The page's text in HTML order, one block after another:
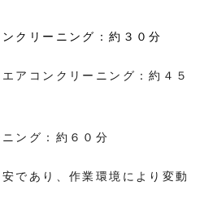
クリーニング：約３０分
アコンクリーニング：約４５
ング：約６０分
であり、作業環境により変動